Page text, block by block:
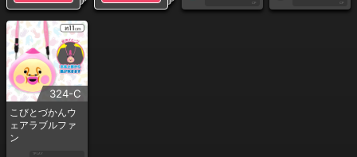
CP CP
324-C
こびとづかんウ
ェアラブルファ
ン
1PLAY